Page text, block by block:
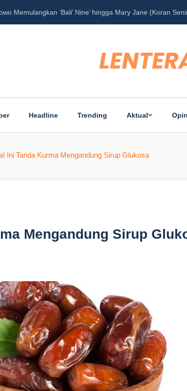
Memulangkan ‘Bali’ Nine’ hingga Mary Jane (Koran
Headline Trending Aktual
Ini Tanda Kurma Mengandung Sirup Glukosa
Mengandung Sirup